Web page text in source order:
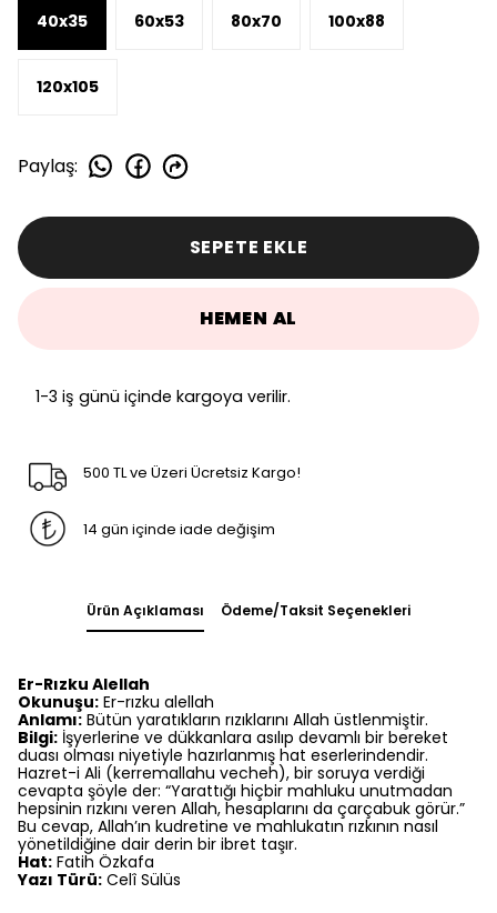
40x35 60x53 80x70 100x88
120x105
Paylaş:
SEPETE EKLE
HEMEN AL
1-3 iş günü içinde kargoya verilir.
500 TL ve Üzeri Ücretsiz Kargo!
14 gün içinde iade değişim
Ürün Açıklaması Ödeme/Taksit Seçenekleri
Er-Rızku Alellah
Okunuşu: Er-rızku alellah
Anlamı: Bütün yaratıkların rızıklarını Allah üstlenmiştir.
Bilgi: İşyerlerine ve dükkanlara asılıp devamlı bir bereket
duası olması niyetiyle hazırlanmış hat eserlerindendir.
Hazret-i Ali (kerremallahu vecheh), bir soruya verdiği
cevapta şöyle der: “Yarattığı hiçbir mahluku unutmadan
hepsinin rızkını veren Allah, hesaplarını da çarçabuk görür.”
Bu cevap, Allah’ın kudretine ve mahlukatın rızkının nasıl
yönetildiğine dair derin bir ibret taşır.
Hat: Fatih Özkafa
Yazı Türü: Celî Sülüs